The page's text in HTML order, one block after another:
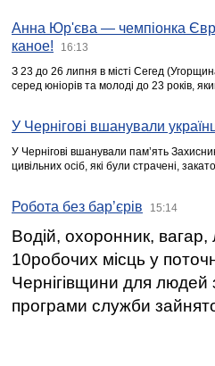
Анна Юр'єва — чемпіонка
каное!
16:13
З 23 до 26 липня в місті Сегед
серед юніорів та молоді до 23 років,
У Чернігові вшанували
У Чернігові вшанували пам’ять
цивільних осіб, які були страчені,
Робота без бар’єрів 15:14
Водій, охоронник, вагар,
10робочих місць у
Чернігівщини для людей
програми служби